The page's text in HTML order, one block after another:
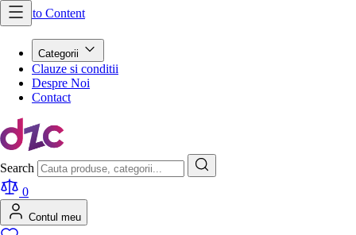
Skip to Content
Categorii
Clauze si conditii
Despre Noi
Contact
Search
0
Contul meu